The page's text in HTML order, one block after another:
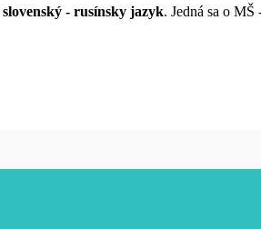
slovenský - rusínsky jazyk. Jedná sa o MŠ